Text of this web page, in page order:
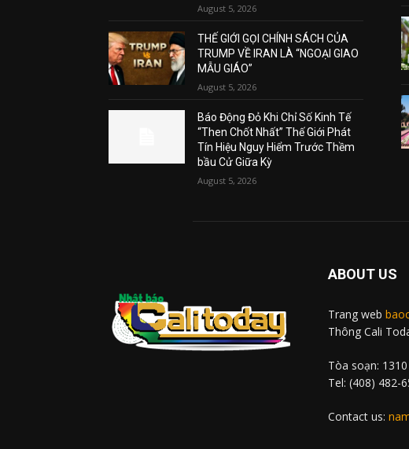
August 5, 2026
THẾ GIỚI GỌI CHÍNH SÁCH CỦA
TRUMP VỀ IRAN LÀ “NGOẠI GIAO
MẪU GIÁO”
August 5, 2026
Báo Động Đỏ Khi Chỉ Số Kinh Tế
“Then Chốt Nhất” Thế Giới Phát
Tín Hiệu Nguy Hiểm Trước Thềm
bầu Cử Giữa Kỳ
August 5, 2026
ABOUT US
Trang web
Thông Cali
Tòa soạn:
Tel: (408) 482-
Contact us: